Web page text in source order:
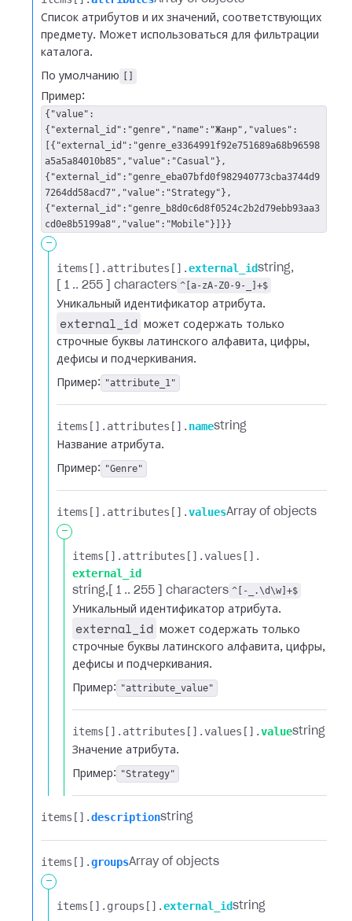
Список атрибутов и их значений, соответствующих
предмету. Может использоваться для фильтрации
каталога.
По умолчанию
Пример:
{"value":
{"external_id":"genre","name":"Жанр","values":
[{"external_id":"genre_e3364991f92e751689a68b96598
a5a5a84010b85","value":"Casual"},
{"external_id":"genre_eba07bfd0f982940773cba3744d9
7264dd58acd7","value":"Strategy"},
{"external_id":"genre_b8d0c6d8f0524c2b2d79ebb93aa3
cd0e8b5199a8","value":"Mobile"}]}}
-
items[].​ attributes[].​external_idstring
[ 1 .. 255 ] characters ^[a-zA-Z0-9-_]+$
Уникальный идентификатор атрибута.
external_id может содержать только
строчные буквы латинского алфавита, цифры,
дефисы и подчеркивания.
Пример: "attribute_1"
items[].​ attributes[].​ namestring
Название атрибута.
Пример: "Genre"
items[].​ attributes[].​valuesArray of objects
-
items[].​ attributes[].​values[].​
external_id
string [ 1 .. 255 ] characters ^[-_.\d\w]+$
Уникальный идентификатор атрибута.
external_id может содержать только
строчные буквы латинского алфавита, цифры,
дефисы и подчеркивания.
Пример: "attribute_value"
items[].​ attributes[].​values[].​valuestring
Значение атрибута.
Пример: "Strategy"
items[].​descriptionstring
items[].​groupsArray of objects
-
items[].​ groups[].​external_idstring